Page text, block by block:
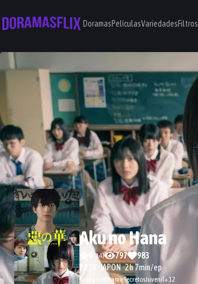
DoramasPelículasVariedadesFiltros
Aku no Hana
14) 797
983
2019 · JAPON · 2h 7min/ep
Romance DramaSecretosJuvenil+12